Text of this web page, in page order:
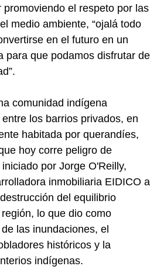
promoviendo el respeto por las
medio ambiente, “ojalá todo
en el futuro en un
para que podamos disfrutar de
comunidad indígena
los barrios privados, en
habitada por querandíes,
hoy corre peligro de
por Jorge O'Reilly,
inmobiliaria EIDICO a
del equilibrio
lo que dio como
las inundaciones, el
históricos y la
indígenas.